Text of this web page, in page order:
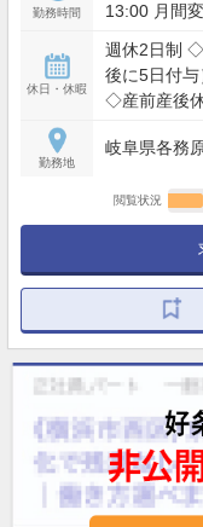
勤務時間
13:00 月間
休日・休暇
週休2日制 ◇
後に5日付
◇産前産後
勤務地
岐阜県各務
閲覧状況